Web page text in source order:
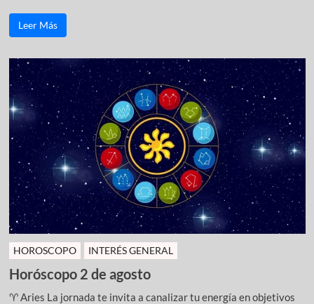
Leer Más
HOROSCOPO INTERÉS GENERAL
Horóscopo 2 de agosto
♈ Aries La jornada te invita a canalizar tu energía en objetivos